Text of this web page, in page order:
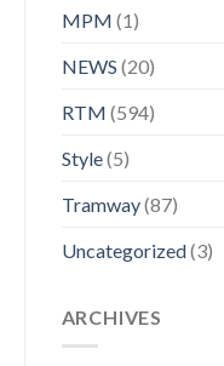
MPM (1)
NEWS (20)
RTM (594)
Style(5)
Tramway(87)
Uncategorized(3)
ARCHIVES